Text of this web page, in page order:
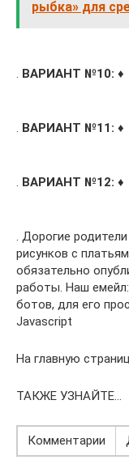
рыбка» для
. ВАРИАНТ №10: ♦
. ВАРИАНТ №11: ♦
. ВАРИАНТ №12: ♦
. Дорогие
рисунков с
обязательно
работы. Наш
ботов, для его
Javascript
На главную
ТАКЖЕ УЗНАЙТЕ…
Комментарии